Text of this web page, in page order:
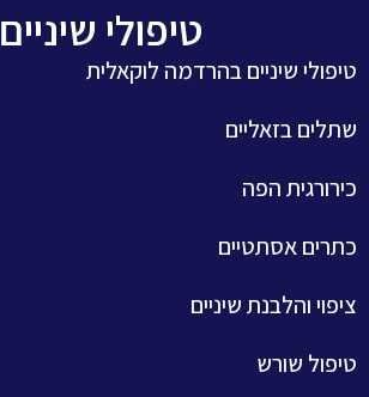
טיפולי שיניים
טיפולי שיניים בהרדמה לוקאלית
שתלים בזאליים
כירורגית הפה
כתרים אסתטיים
ציפוי והלבנת שיניים
טיפול שורש